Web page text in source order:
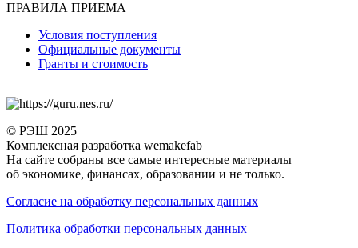
ПРАВИЛА ПРИЕМА
Условия поступления
Официальные документы
Гранты и стоимость
© РЭШ 2025
Комплексная разработка wemakefab
На сайте собраны все самые интересные материалы
об экономике, финансах, образовании и не только.
Согласие на обработку персональных данных
Политика обработки персональных данных